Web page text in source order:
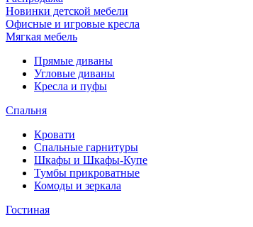
Новинки детской мебели
Офисные и игровые кресла
Мягкая мебель
Прямые диваны
Угловые диваны
Кресла и пуфы
Спальня
Кровати
Спальные гарнитуры
Шкафы и Шкафы-Купе
Тумбы прикроватные
Комоды и зеркала
Гостиная